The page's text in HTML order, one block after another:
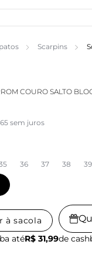
Scarpins
COURO SALTO
sem juros
36 37 38 39
à sacola
atéR$ 31,99de